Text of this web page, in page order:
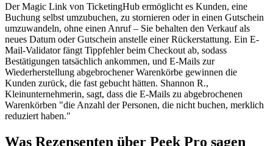
Der Magic Link von TicketingHub ermöglicht es Kunden, eine
Buchung selbst umzubuchen, zu stornieren oder in einen Gutschein
umzuwandeln, ohne einen Anruf – Sie behalten den Verkauf als
neues Datum oder Gutschein anstelle einer Rückerstattung. Ein E-
Mail-Validator fängt Tippfehler beim Checkout ab, sodass
Bestätigungen tatsächlich ankommen, und E-Mails zur
Wiederherstellung abgebrochener Warenkörbe gewinnen die
Kunden zurück, die fast gebucht hätten. Shannon R.,
Kleinunternehmerin, sagt, dass die E-Mails zu abgebrochenen
Warenkörben "die Anzahl der Personen, die nicht buchen, merklich
reduziert haben."
Was Rezensenten über Peek Pro sagen